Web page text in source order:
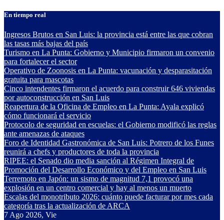
Saltar
contenido
En tiempo real
Ingresos Brutos en San Luis: la provincia está entre las que cobran
las tasas más bajas del país
Turismo en La Punta: Gobierno y Municipio firmaron un convenio
para fortalecer el sector
Operativo de Zoonosis en La Punta: vacunación y desparasitación
gratuita para mascotas
Cinco intendentes firmaron el acuerdo para construir 646 viviendas
por autoconstrucción en San Luis
Reapertura de la Oficina de Empleo en La Punta: Ayala explicó
cómo funcionará el servicio
Protocolo de seguridad en escuelas: el Gobierno modificó las reglas
ante amenazas de ataques
Foro de Identidad Gastronómica de San Luis: Potrero de los Funes
reunirá a chefs y productores de toda la provincia
RIPEE: el Senado dio media sanción al Régimen Integral de
Promoción del Desarrollo Económico y del Empleo en San Luis
Terremoto en Japón: un sismo de magnitud 7,1 provocó una
explosión en un centro comercial y hay al menos un muerto
Escalas del monotributo 2026: cuánto puede facturar por mes cada
categoría tras la actualización de ARCA
7 Ago 2026, Vie